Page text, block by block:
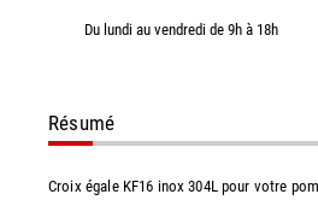
Du lundi au vendredi de 9h à 18h
Résumé
Croix égale KF16 inox 304L pour votre